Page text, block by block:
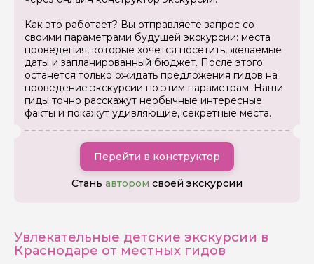
Как это работает? Вы отправляете запрос со
своими параметрами будущей экскурсии: места
проведения, которые хочется посетить, желаемые
даты и запланированный бюджет. После этого
останется только ожидать предложения гидов на
проведение экскурсии по этим параметрам. Наши
гиды точно расскажут необычные интересные
факты и покажут удивляющие, секретные места.
Перейти в конструктор
Стань автором своей экскурсии
Увлекательные детские экскурсии в
Краснодаре от местных гидов
Задайте свой вопрос гиду
Ваш номер телефона